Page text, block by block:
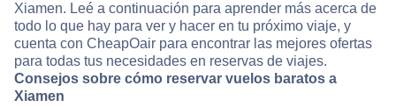
Xiamen. Leé a continuación para aprender más acerca de
todo lo que hay para ver y hacer en tu próximo viaje, y
cuenta con CheapOair para encontrar las mejores ofertas
para todas tus necesidades en reservas de viajes.
Consejos sobre cómo reservar vuelos baratos a
Xiamen